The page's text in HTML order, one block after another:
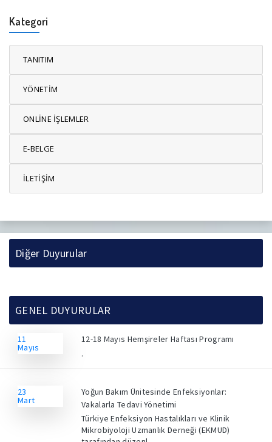
Kategori
TANITIM
YÖNETİM
ONLİNE İŞLEMLER
E-BELGE
İLETİŞİM
Diğer Duyurular
GENEL DUYURULAR
11
Mayıs
12-18 Mayıs Hemşireler Haftası Programı
.
23
Mart
Yoğun Bakım Ünitesinde Enfeksiyonlar:
Vakalarla Tedavi Yönetimi
Türkiye Enfeksiyon Hastalıkları ve Klinik
Mikrobiyoloji Uzmanlık Derneği (EKMUD)